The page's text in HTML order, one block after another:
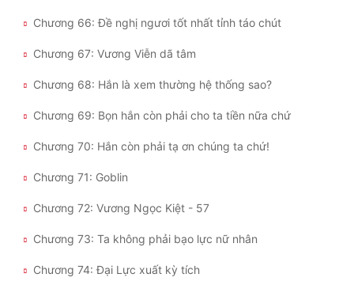
Chương 66: Đề nghị ngươi tốt nhất tỉnh táo chút
Chương 67: Vương Viễn dã tâm
Chương 68: Hắn là xem thường hệ thống sao?
Chương 69: Bọn hắn còn phải cho ta tiền nữa chứ
Chương 70: Hắn còn phải tạ ơn chúng ta chứ!
Chương 71: Goblin
Chương 72: Vương Ngọc Kiệt - 57
Chương 73: Ta không phải bạo lực nữ nhân
Chương 74: Đại Lực xuất kỳ tích